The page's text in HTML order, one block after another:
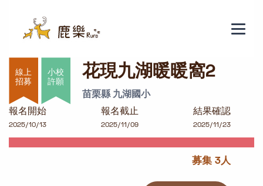
花現九湖暖暖窩2
小校
許願
花現九湖暖暖窩2
苗栗縣 九湖國小
報名開始
2025/10/13
報名截止
2025/11/09
結果確認
2025/11/23
募集 3人